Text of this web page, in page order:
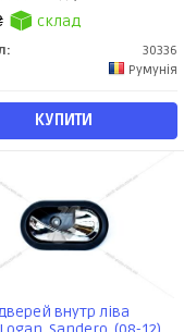
склад
30336
Румунія
КУПИТИ
внутр ліва